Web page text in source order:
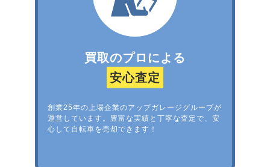
買取のプロによる
安心査定
創業25年の上場企業のアップガレージグループが
運営しています。豊富な実績と丁寧な査定で、安
心して自転車を売却できます！